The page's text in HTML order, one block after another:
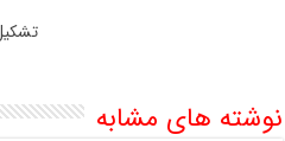
نوشته های مشابه